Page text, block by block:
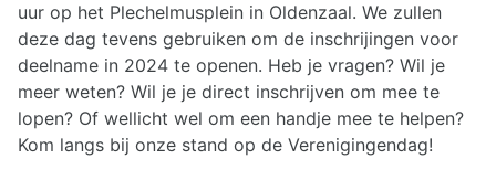
uur op het Plechelmusplein in Oldenzaal. We zullen
deze dag tevens gebruiken om de inschrijingen voor
deelname in 2024 te openen. Heb je vragen? Wil je
meer weten? Wil je je direct inschrijven om mee te
lopen? Of wellicht wel om een handje mee te helpen?
Kom langs bij onze stand op de Verenigingendag!